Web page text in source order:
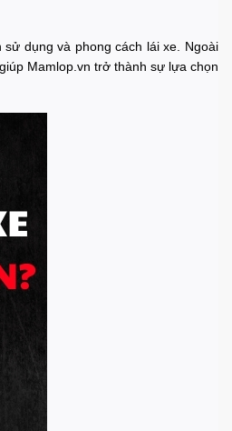
dụng và phong cách lái xe. Ngoài
Mamlop.vn trở thành sự lựa chọn